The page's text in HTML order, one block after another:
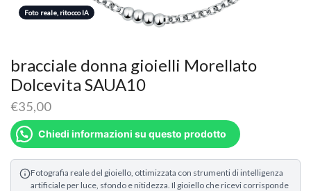
Foto reale, ritocco IA
bracciale donna gioielli Morellato
Dolcevita SAUA10
€35,00
Chiedi informazioni su questo prodotto
Fotografia reale del gioiello, ottimizzata con strumenti di intelligenza
artificiale per luce, sfondo e nitidezza. Il gioiello che ricevi corrisponde